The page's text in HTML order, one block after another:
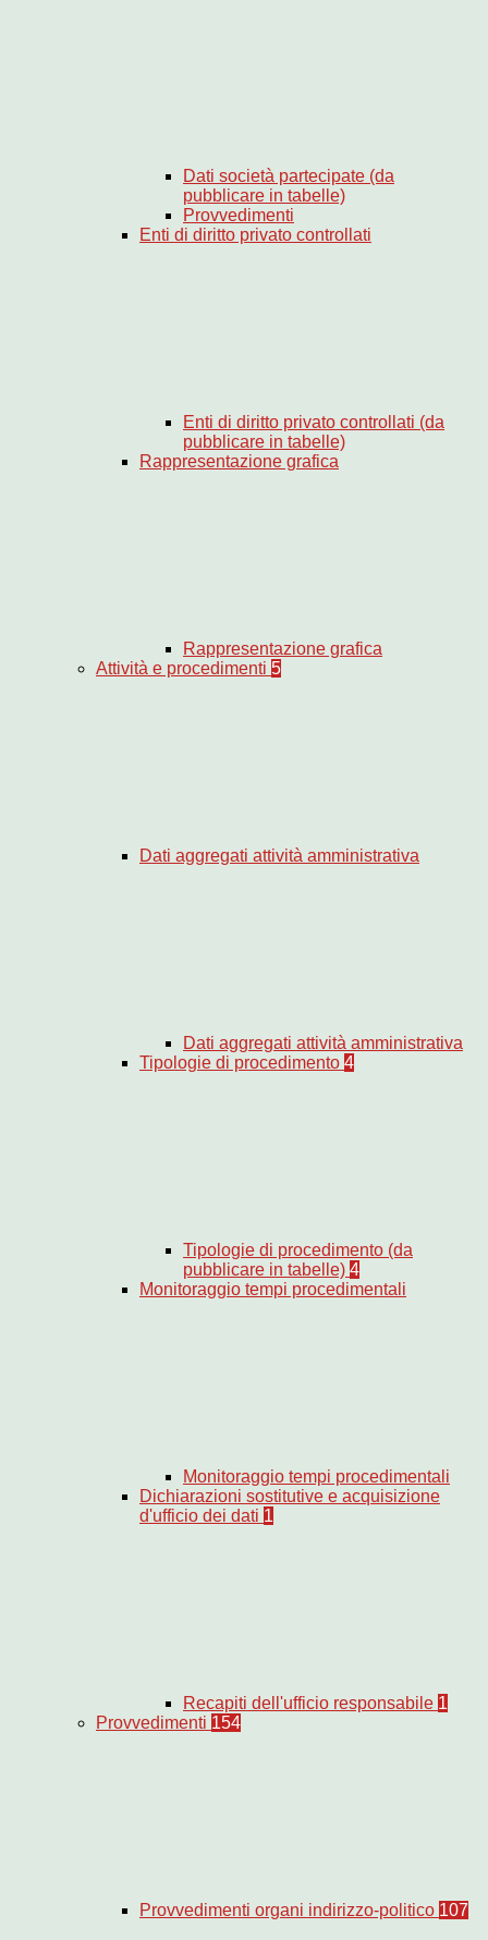
Dati società partecipate (da
pubblicare in tabelle)
Provvedimenti
Enti di diritto privato controllati
Enti di diritto privato controllati (da
pubblicare in tabelle)
Rappresentazione grafica
Rappresentazione grafica
Attività e procedimenti 5
Dati aggregati attività amministrativa
Dati aggregati attività amministrativa
Tipologie di procedimento 4
Tipologie di procedimento (da
pubblicare in tabelle) 4
Monitoraggio tempi procedimentali
Monitoraggio tempi procedimentali
Dichiarazioni sostitutive e acquisizione
d'ufficio dei dati 1
Recapiti dell'ufficio responsabile 1
Provvedimenti 154
Provvedimenti organi indirizzo-politico 107